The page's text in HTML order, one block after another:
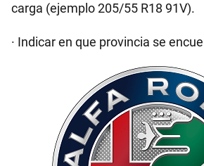
carga (ejemplo 205/55 R18 91V).
· Indicar en que provincia se